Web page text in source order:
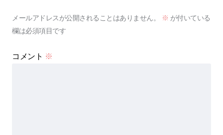
メールアドレスが公開されることはありません。 ※ が付いている
欄は必須項目です
コメント ※